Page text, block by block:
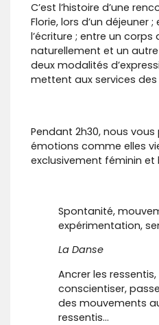
C’est l’histoire d’une
Florie, lors d’un déjeuner
l’écriture ; entre un corps
naturellement et un
deux modalités
mettent aux services
Pendant 2h30, nous
émotions comme elles
exclusivement féminin et
Spontanité,
expérimentation,
La Danse
Ancrer les
conscientiser,
des mouvements
ressentis…